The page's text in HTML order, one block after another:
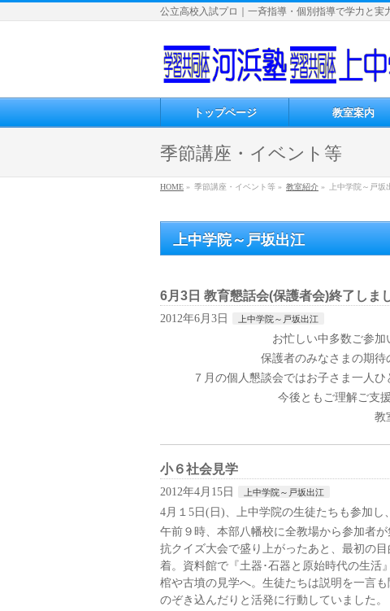
公立高校入試プロ｜一斉指導・個別指導で学力と実
トップページ 教室案内
季節講座・イベント等
HOME » 季節講座・イベント等 » 教室紹介 » 上中学院～戸坂
上中学院～戸坂出江
6月3日 教育懇話会(保護者会)終了しま
2012年6月3日 上中学院～戸坂出江
お忙しい中多数ご参加
保護者のみなさまの期待
７月の個人懇談会ではお子さま一人
今後ともご理解ご支
教
小６社会見学
2012年4月15日 上中学院～戸坂出江
4月１5日(日)、上中学院の生徒たちも参加し
午前９時、本部八幡校に全教場から参加者
抗クイズ大会で盛り上がったあと、最初の
着。資料館で『土器･石器と原始時代の生活
棺や古墳の見学へ。生徒たちは説明を一言
のぞき込んだりと活発に行動していました。